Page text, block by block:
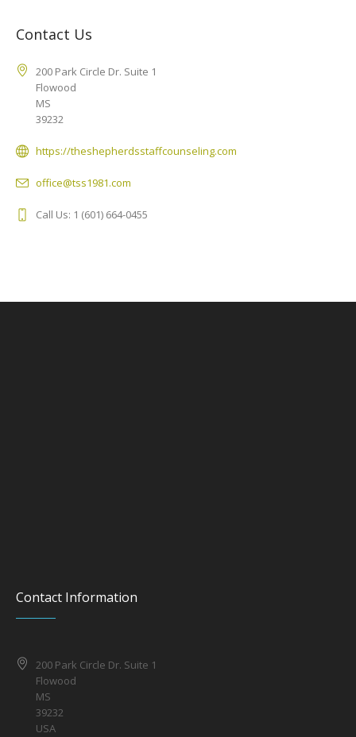
Contact Us
200 Park Circle Dr. Suite 1
Flowood
MS
39232
https://theshepherdsstaffcounseling.com
office@tss1981.com
Call Us: 1 (601) 664-0455
Contact Information
200 Park Circle Dr. Suite 1
Flowood
MS
39232
USA